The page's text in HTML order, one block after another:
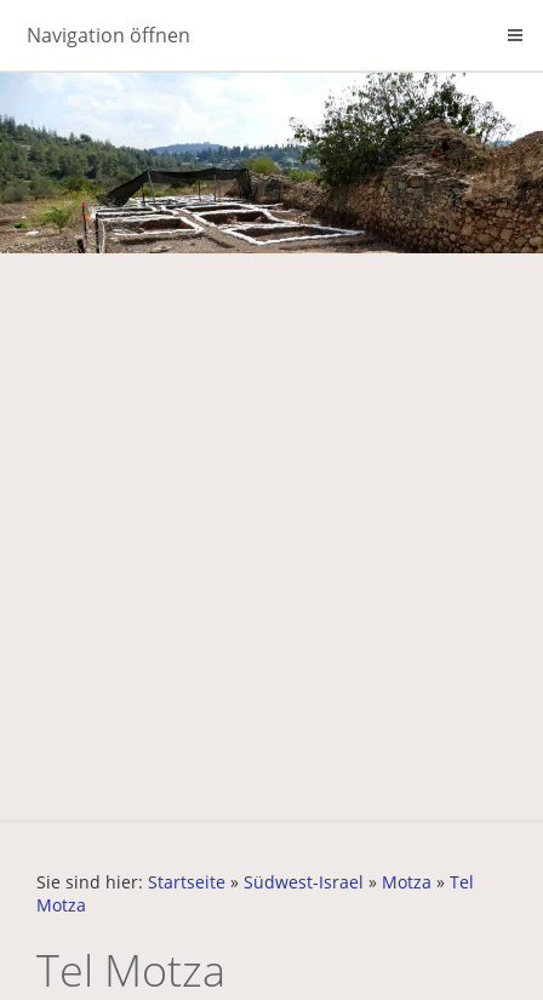
Navigation öffnen
Sie sind hier: Startseite » Südwest-Israel » Motza » Tel
Motza
Tel Motza